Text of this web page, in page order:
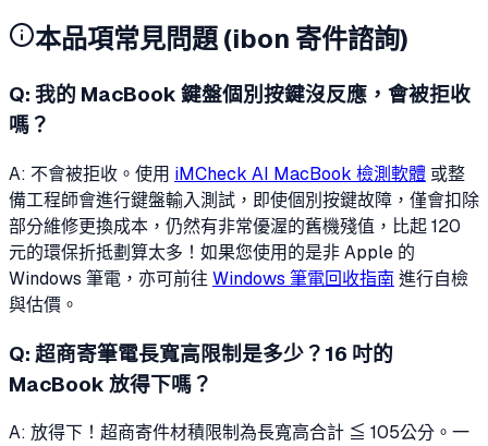
本品項常見問題 (ibon 寄件諮詢)
Q: 我的 MacBook 鍵盤個別按鍵沒反應，會被拒收
嗎？
A: 不會被拒收。使用 iMCheck AI MacBook 檢測軟體 或整
備工程師會進行鍵盤輸入測試，即使個別按鍵故障，僅會扣除
部分維修更換成本，仍然有非常優渥的舊機殘值，比起 120
元的環保折抵劃算太多！如果您使用的是非 Apple 的
Windows 筆電，亦可前往 Windows 筆電回收指南 進行自檢
與估價。
Q: 超商寄筆電長寬高限制是多少？16 吋的
MacBook 放得下嗎？
A: 放得下！超商寄件材積限制為長寬高合計 ≦ 105公分。一